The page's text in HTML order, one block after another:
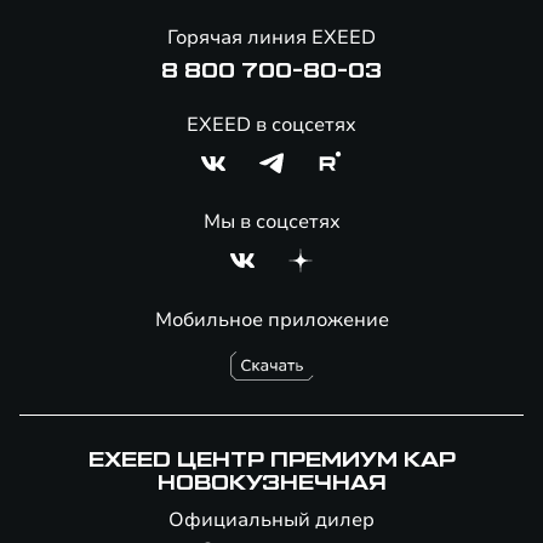
Мобильное приложение
Горячая линия EXEED
8 800 700-80-03
EXEED в соцсетях
Мы в соцсетях
EXEED ЦЕНТР ПРЕМИУМ КАР
НОВОКУЗНЕЧНАЯ
Официальный дилер